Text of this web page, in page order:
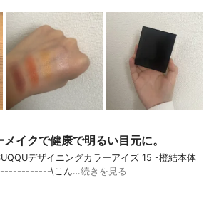
イクで健康で明るい目元に。
デザイニングカラーアイズ 15 -橙結本体
\こん…続きを見る